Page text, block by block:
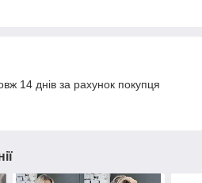
14 днів за рахунок покупця